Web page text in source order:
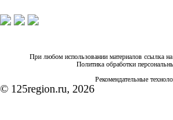
При любом использовании материалов ссылка на
Политика обработки
Рекомендательные
© 125region.ru, 2026